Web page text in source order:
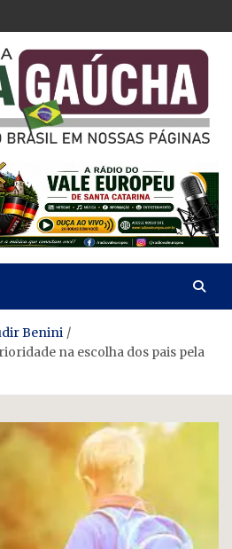
Gaúcha
Benini
na escolha dos pais pela